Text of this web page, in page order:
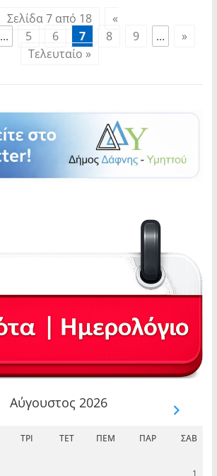
Σελίδα 7 από 18
«
... 5 6 7 8 9 ...
»
Τελευταίο »
Αύγουστος 2026
ΤΡΊ ΤΕΤ ΠΈΜ ΠΑΡ ΣΆΒ
1